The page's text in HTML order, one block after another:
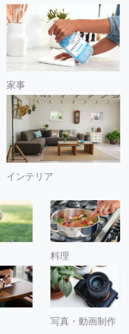
家事
インテリア
料理
写真・動画制作